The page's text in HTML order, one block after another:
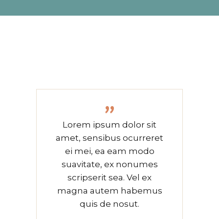
”
Lorem ipsum dolor sit
amet, sensibus ocurreret
ei mei, ea eam modo
suavitate, ex nonumes
scripserit sea. Vel ex
magna autem habemus
quis de nosut.